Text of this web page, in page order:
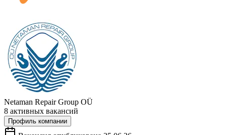
Netaman Repair Group OÜ
8 активных вакансий
Профиль компании